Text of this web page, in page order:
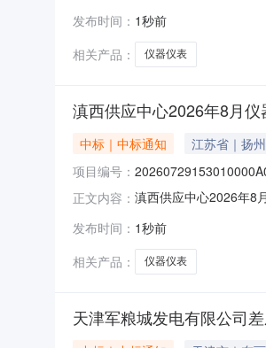
仪器仪表（铜公司）序
发布时间： 1秒前
相关产品：
仪器仪表
滇西供应中心2026年8月
中标｜中标通知 江苏省｜扬
项目编号：
正文内容： 滇西供应中心2026年8
限公司
发布时间： 1秒前
相关产品：
仪器仪表
天津军粮城发电有限公司